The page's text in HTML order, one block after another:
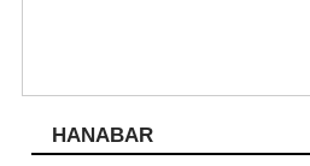
HANABAR